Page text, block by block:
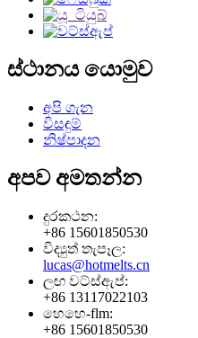
ස්ථානය යොමුව
අපි ගැන
විසඳුම්
නිෂ්පාදන
අපව අමතන්න
දුරකථන:
+86 15601850530
විද්‍යුත් තැපෑල:
lucas@hotmelts.cn
ලඟ වට්ස්ඇප්:
+86 13117022103
හෙහෙ-flm:
+86 15601850530